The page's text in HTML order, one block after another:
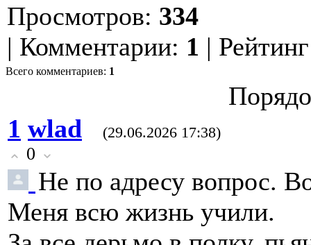
Просмотров: 334
| Комментарии: 1 | Рейтинг
Всего комментариев: 1
1 wlad (29.06.2026 17:38)
0
Не по адресу вопрос.
Меня всю жизнь учили.